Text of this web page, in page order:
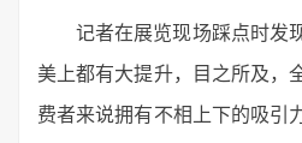
记者在展览现场踩点时发
美上都有大提升，目之所及，
费者来说拥有不相上下的吸引